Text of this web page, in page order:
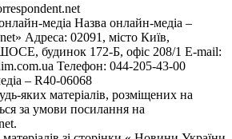
медіа Назва онлайн-медіа –
Адреса: 02091, місто Київ,
будинок 172-Б, офіс 208/1 E-mail:
Телефон: 044-205-43-00
– R40-06068
яких матеріалів, розміщених на
за умови посилання на